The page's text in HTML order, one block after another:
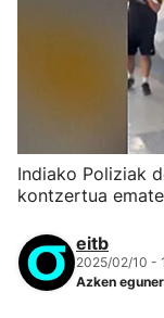
Indiako Poliziak
kontzertua
eitb
2025/02/10 -
Azken